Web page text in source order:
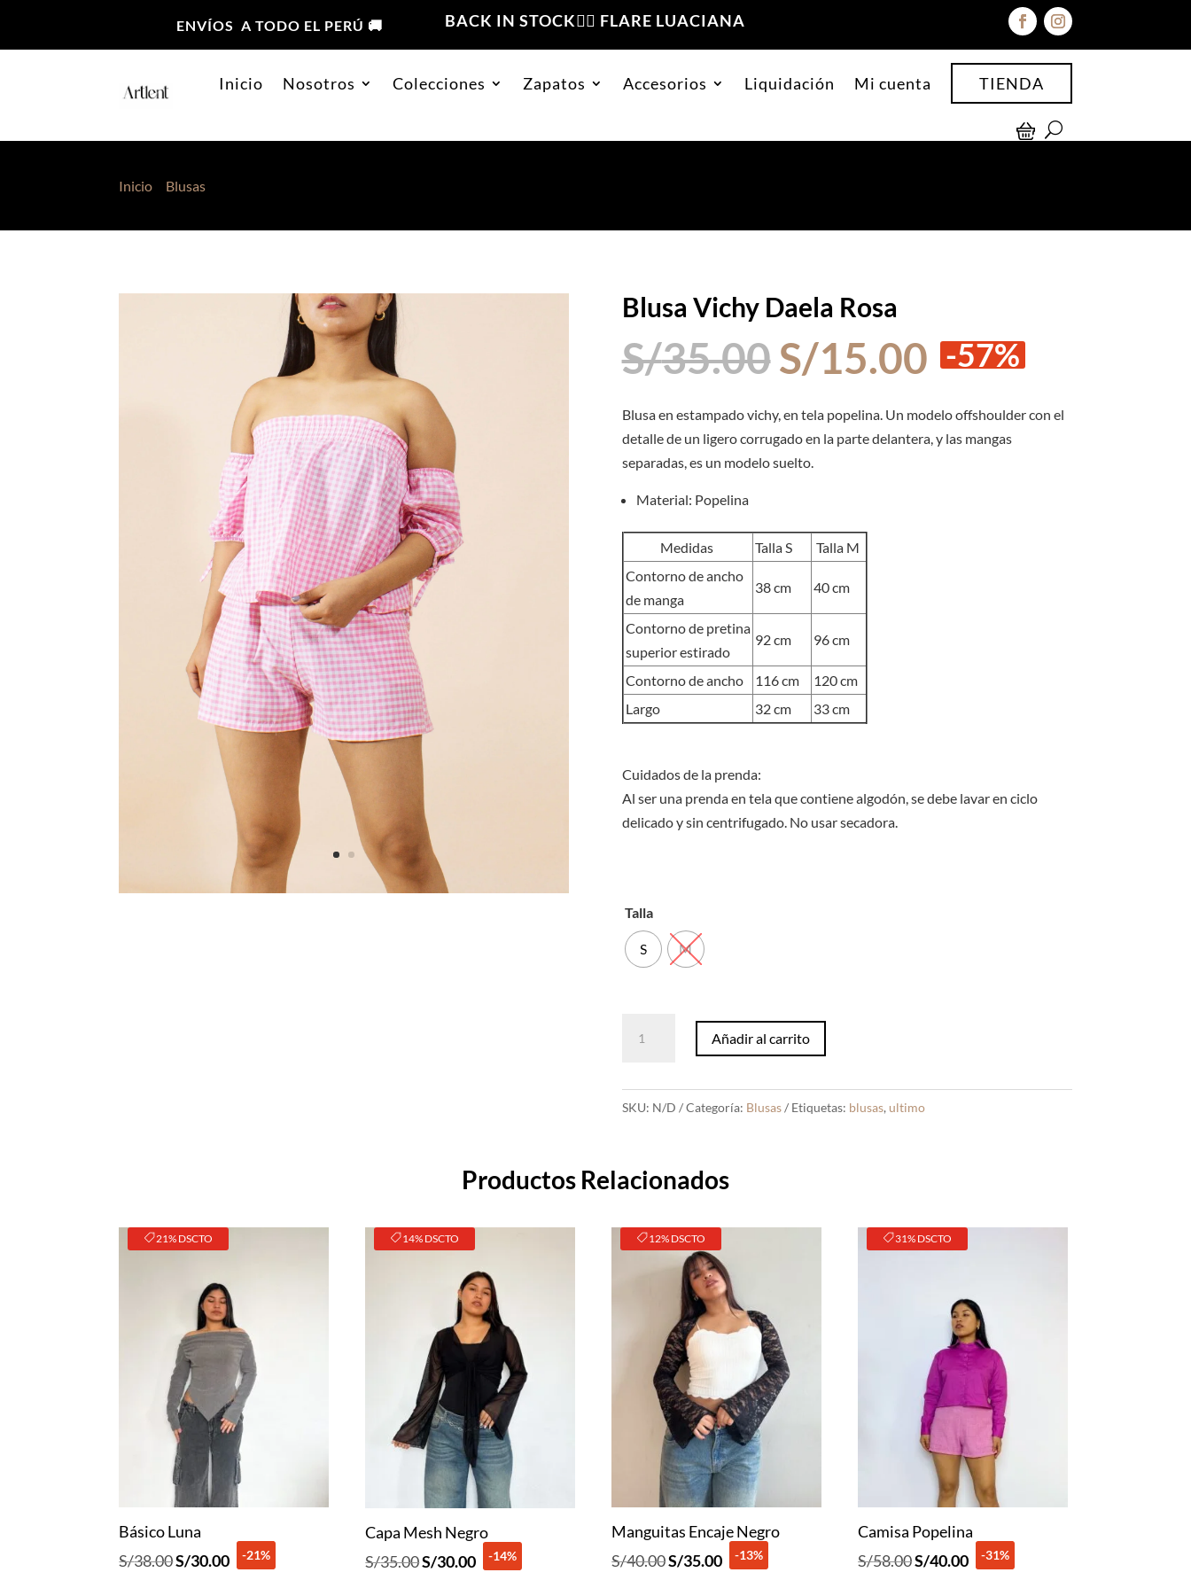
ENVÍOS A TODO EL PERÚ 🚚 BACK IN STOCK❤️‍🔥 FLARE LUACIANA
Inicio Nosotros Colecciones Zapatos Accesorios Liquidación Mi cuenta TIENDA
Inicio Blusas
Blusa Vichy Daela Rosa
S/35.00El
precio
original
era:
S/35.00.
S/15.00El
precio
actual
es:
S/15.00.
-57%
Blusa en estampado vichy, en tela popelina. Un modelo offshoulder con el
detalle de un ligero corrugado en la parte delantera, y las mangas
separadas, es un modelo suelto.
Material: Popelina
Medidas Talla S
Talla M
Contorno de ancho
de manga
38 cm 40 cm
Contorno de pretina
superior estirado
92 cm 96 cm
Contorno de ancho 116 cm
120 cm
Largo
32 cm 33 cm
Cuidados de la prenda:
Al ser una prenda en tela que contiene algodón, se debe lavar en ciclo
delicado y sin centrifugado. No usar secadora.
Talla
S M
Añadir al carrito
SKU: N/D Categoría: Blusas Etiquetas: blusas, ultimo
Productos Relacionados
21% DSCTO
Básico Luna
S/38.00El
S/30.00El-21%
14% DSCTO
Capa Mesh Negro
S/35.00El
S/30.00El-14%
12% DSCTO
Manguitas Encaje Negro
S/40.00El
S/35.00El-13%
31% DSCTO
Camisa Popelina
S/58.00El
S/40.00El-31%